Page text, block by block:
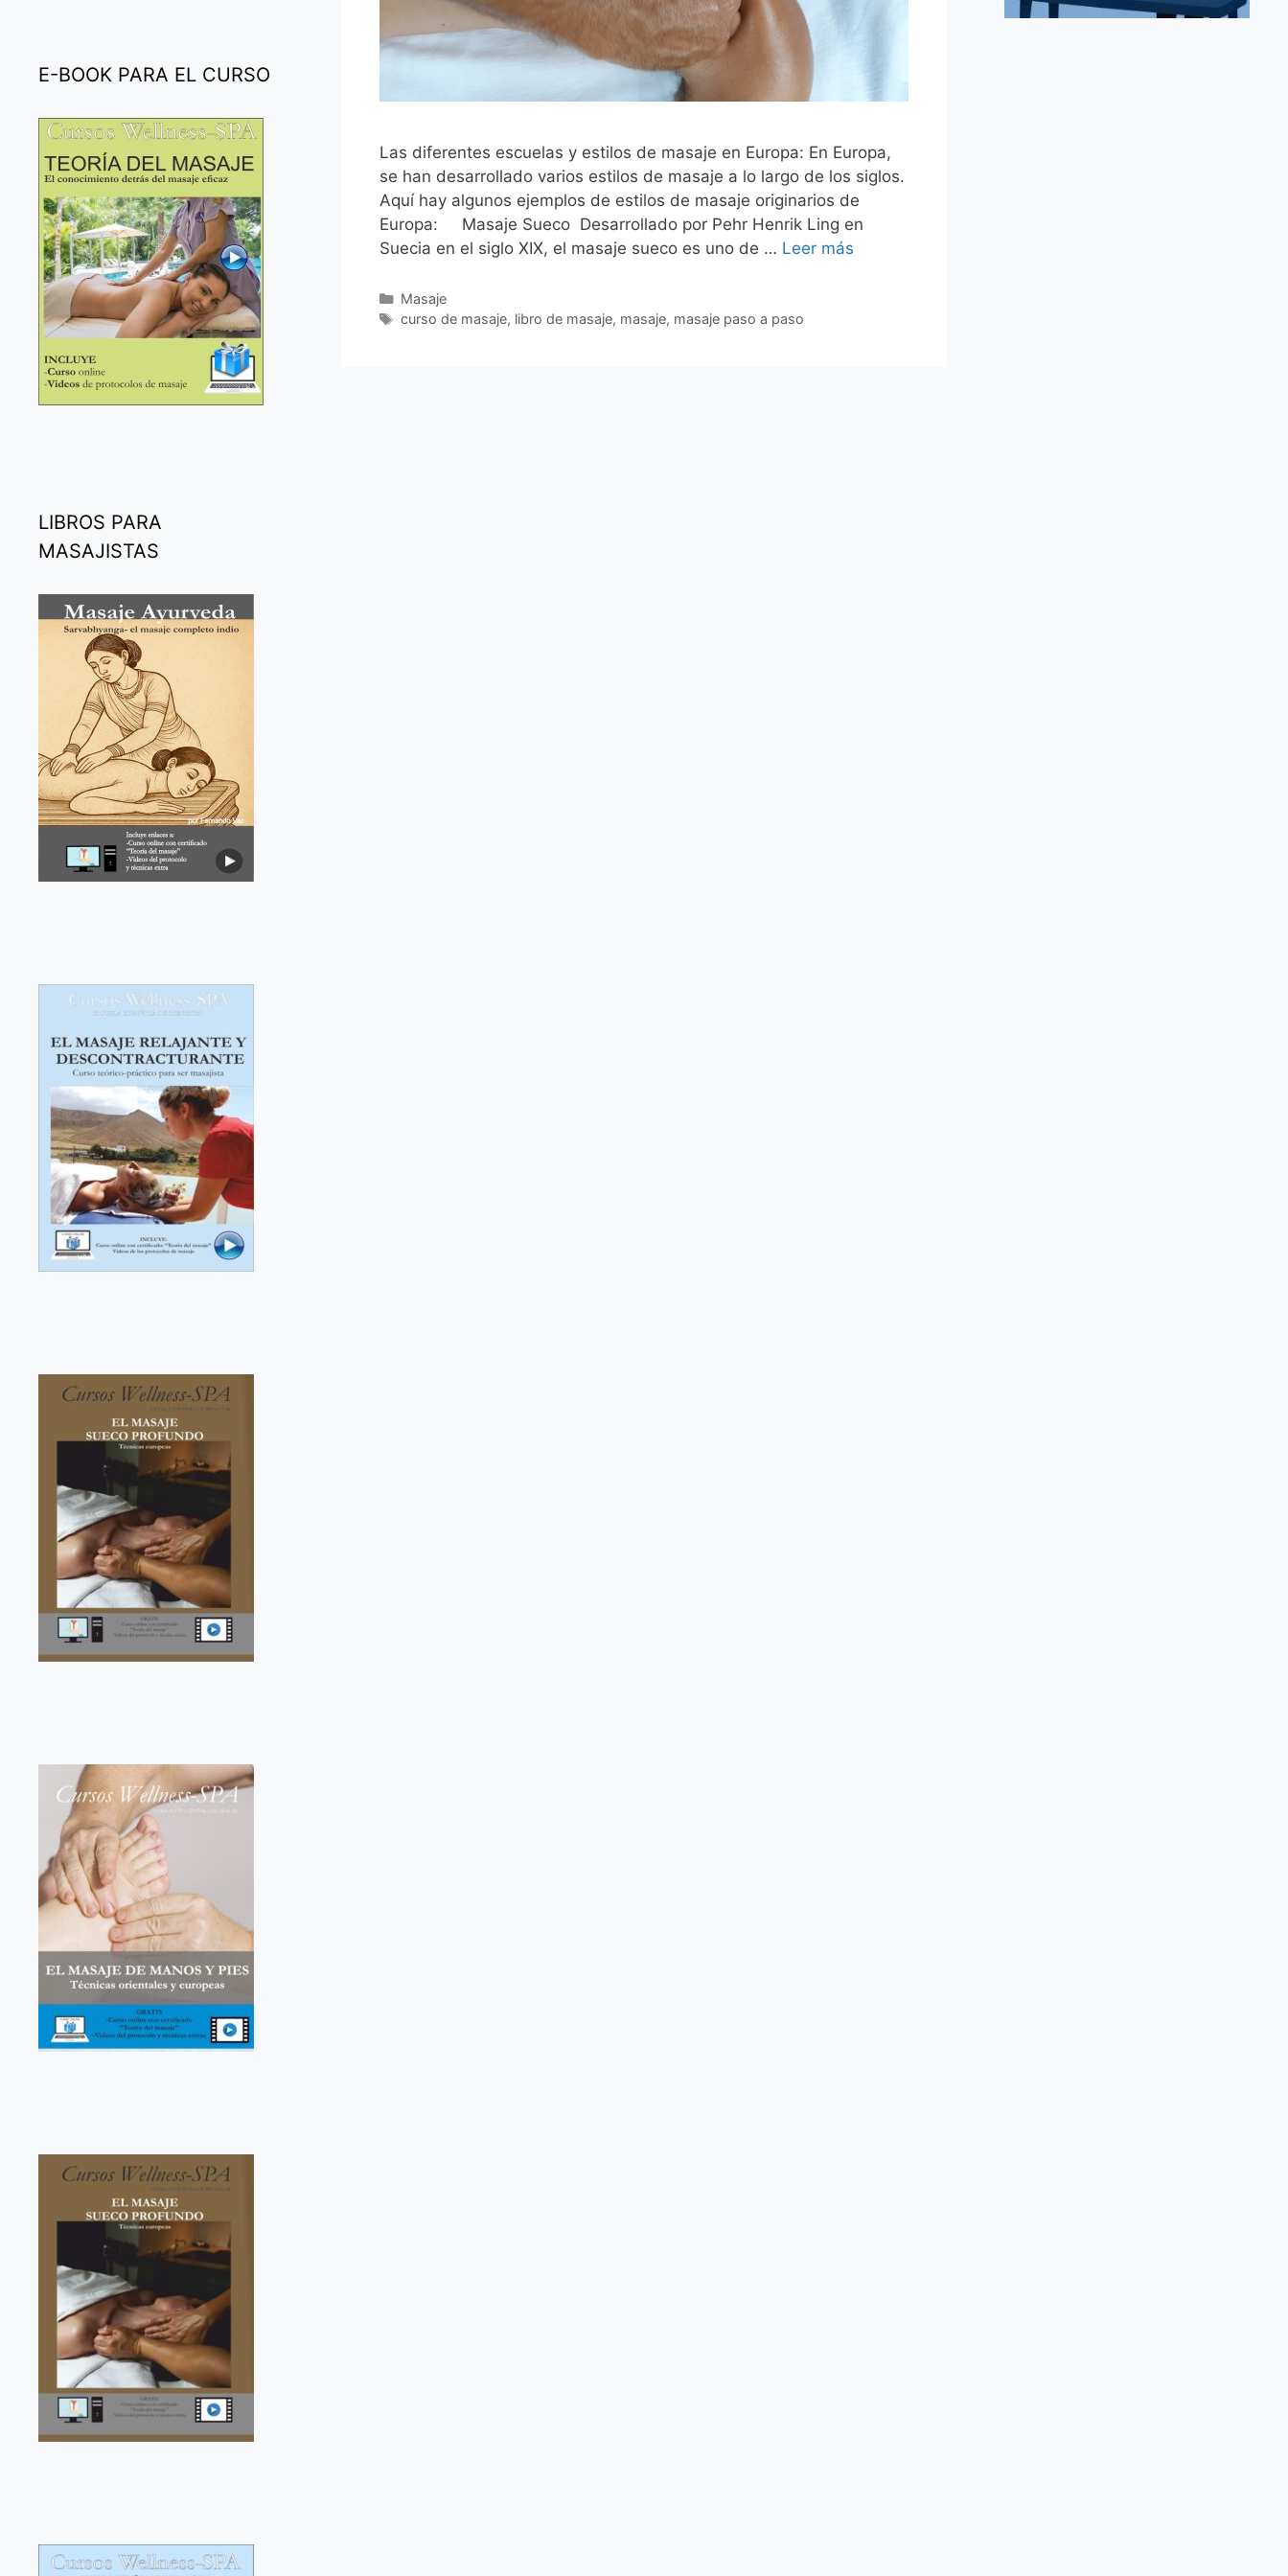
Las diferentes escuelas y estilos de masaje en Europa: En Europa,
se han desarrollado varios estilos de masaje a lo largo de los siglos.
Aquí hay algunos ejemplos de estilos de masaje originarios de
Europa: Masaje Sueco Desarrollado por Pehr Henrik Ling en
Suecia en el siglo XIX, el masaje sueco es uno de … Leer más
Categorías
Masaje
Etiquetas
curso de masaje, libro de masaje, masaje, masaje paso a paso
E-BOOK PARA EL CURSO
LIBROS PARA
MASAJISTAS